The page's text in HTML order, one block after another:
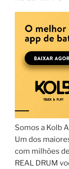
Somos a Kolb
Um dos
com milhões
REAL DRUM